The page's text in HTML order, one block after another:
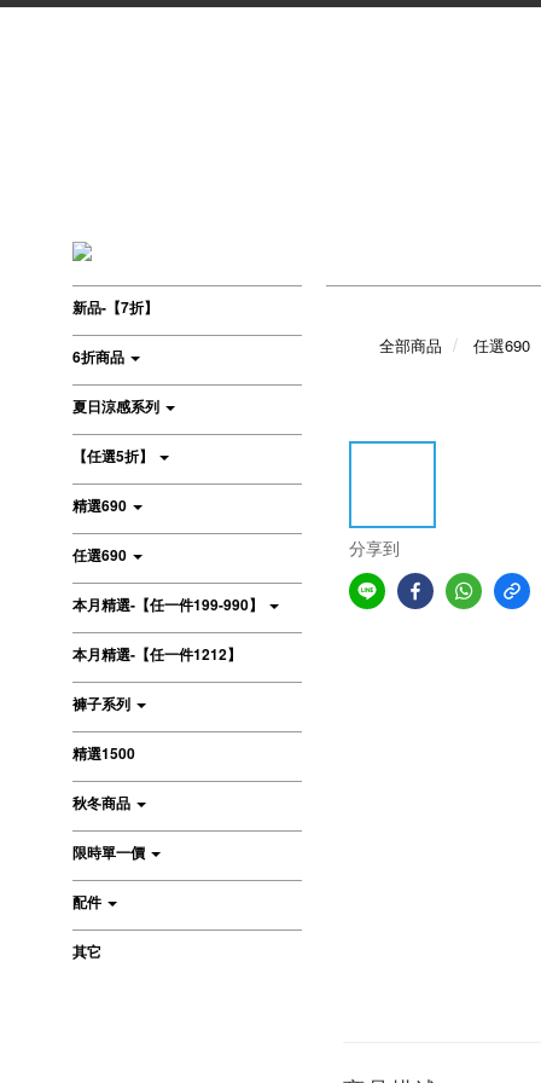
新品-【7折】
6折商品
夏日涼感系列
【任選5折】
精選690
任選690
本月精選-【任一件199-990】
本月精選-【任一件1212】
褲子系列
精選1500
秋冬商品
限時單一價
配件
其它
全部商品 任選690
分享到